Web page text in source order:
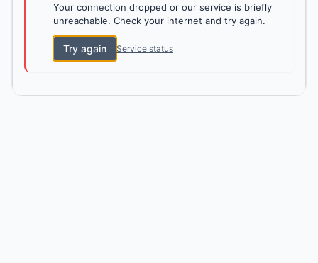
Your connection dropped or our service is briefly
unreachable. Check your internet and try again.
Try again Service status